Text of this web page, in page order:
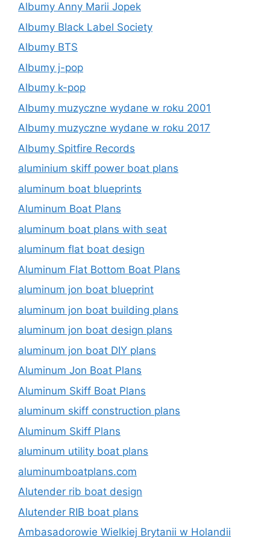
Albumy Anny Marii Jopek
Albumy Black Label Society
Albumy BTS
Albumy j-pop
Albumy k-pop
Albumy muzyczne wydane w roku 2001
Albumy muzyczne wydane w roku 2017
Albumy Spitfire Records
aluminium skiff power boat plans
aluminum boat blueprints
Aluminum Boat Plans
aluminum boat plans with seat
aluminum flat boat design
Aluminum Flat Bottom Boat Plans
aluminum jon boat blueprint
aluminum jon boat building plans
aluminum jon boat design plans
aluminum jon boat DIY plans
Aluminum Jon Boat Plans
Aluminum Skiff Boat Plans
aluminum skiff construction plans
Aluminum Skiff Plans
aluminum utility boat plans
aluminumboatplans.com
Alutender rib boat design
Alutender RIB boat plans
Ambasadorowie Wielkiej Brytanii w Holandii